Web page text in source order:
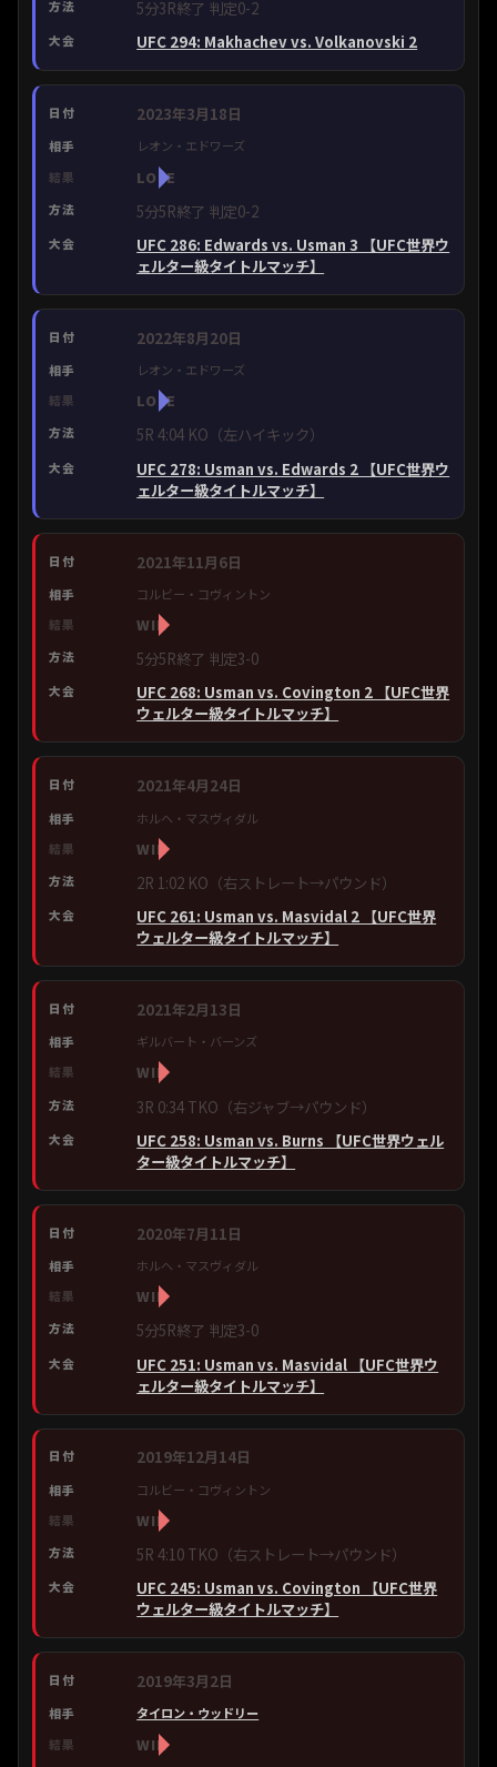
5分3R終了 判定0-2
UFC 294: Makhachev vs. Volkanovski 2
2023年3月18日
レオン・エドワーズ
LOSE
5分5R終了 判定0-2
UFC 286: Edwards vs. Usman 3 【UFC世界ウ
ェルター級タイトルマッチ】
2022年8月20日
レオン・エドワーズ
LOSE
5R 4:04 KO（左ハイキック）
UFC 278: Usman vs. Edwards 2 【UFC世界ウ
ェルター級タイトルマッチ】
2021年11月6日
コルビー・コヴィントン
WIN
5分5R終了 判定3-0
UFC 268: Usman vs. Covington 2 【UFC世界
ウェルター級タイトルマッチ】
2021年4月24日
ホルヘ・マスヴィダル
WIN
2R 1:02 KO（右ストレート→パウンド）
UFC 261: Usman vs. Masvidal 2 【UFC世界
ウェルター級タイトルマッチ】
2021年2月13日
ギルバート・バーンズ
WIN
3R 0:34 TKO（右ジャブ→パウンド）
UFC 258: Usman vs. Burns 【UFC世界ウェル
ター級タイトルマッチ】
2020年7月11日
ホルヘ・マスヴィダル
WIN
5分5R終了 判定3-0
UFC 251: Usman vs. Masvidal 【UFC世界ウ
ェルター級タイトルマッチ】
2019年12月14日
コルビー・コヴィントン
WIN
5R 4:10 TKO（右ストレート→パウンド）
UFC 245: Usman vs. Covington 【UFC世界
ウェルター級タイトルマッチ】
2019年3月2日
タイロン・ウッドリー
WIN